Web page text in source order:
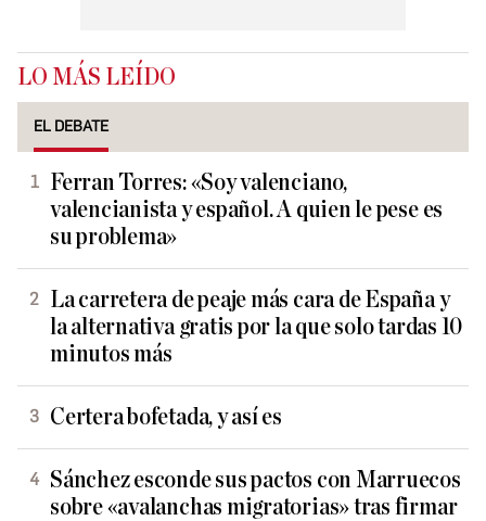
LO MÁS LEÍDO
EL DEBATE
Ferran Torres: «Soy valenciano,
valencianista y español. A quien le pese es
su problema»
La carretera de peaje más cara de España y
la alternativa gratis por la que solo tardas 10
minutos más
Certera bofetada, y así es
Sánchez esconde sus pactos con Marruecos
sobre «avalanchas migratorias» tras firmar